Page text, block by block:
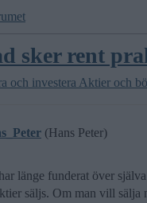
sker rent
och investera Aktier och
(Hans Peter)
länge funderat över
säljs. Om man vill sälja